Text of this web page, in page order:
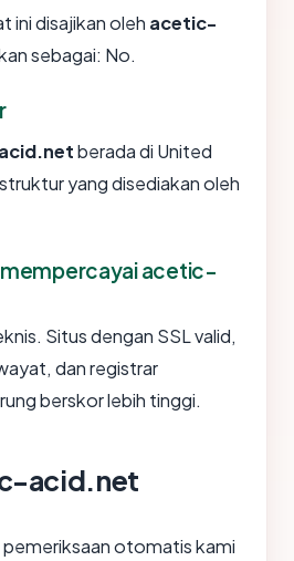
ini disajikan oleh acetic-
sebagai: No.
berada di United
yang disediakan oleh
mempercayai acetic-
Situs dengan SSL valid,
dan registrar
berskor lebih tinggi.
acid.net
otomatis kami